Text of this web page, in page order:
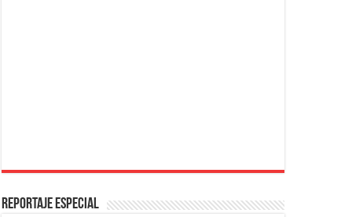
REPORTAJE ESPECIAL